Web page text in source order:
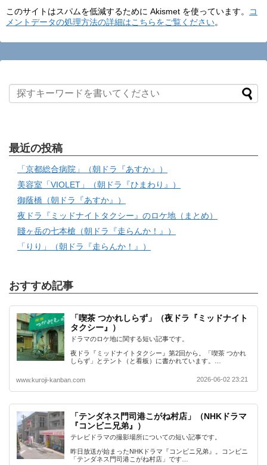
このサイトはスパムを低減するために Akismet を使っています。
コ
メントデータの処理方法の詳細はこちらをご覧ください。
最近の投稿
「京都総合病院」（朝ドラ『あすか』）
美容室「VIOLET」（朝ドラ『ひまわり』）
御蔭橋（朝ドラ『あすか』）
夜ドラ『ミッドナイトタクシー』のロケ地（まとめ）
賤ヶ岳の七本槍（朝ドラ『走らんか！』）
「りり」（朝ドラ『走らんか！』）
おすすめ記事
「喫茶 つかれしらず」（夜ドラ『ミッドナイト
タクシー』）
ドラマのロケ地に関する短い記事です。
夜ドラ『ミッドナイトタクシー』第2回から。「喫茶 つかれ
しらず」とテント（と看板）に書かれています。…
www.kuroji-kanban.com 2026-06-02 23:21
「テンダネス門司港こがね村店」（NHKドラマ
『コンビニ兄弟』）
テレビドラマの撮影場所についての短い記事です。
昨日放送が始まったNHKドラマ『コンビニ兄弟』。コンビニ
「テンダネス門司港こがね村店」です…